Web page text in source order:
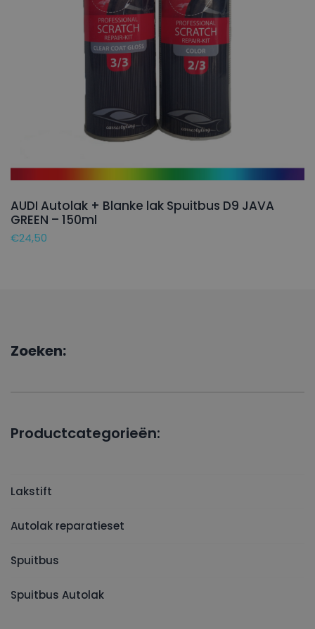
AUDI Autolak + Blanke lak Spuitbus D9 JAVA
GREEN – 150ml
€24,50
Zoeken:
Productcategorieën:
Lakstift
Autolak reparatieset
Spuitbus
Spuitbus Autolak